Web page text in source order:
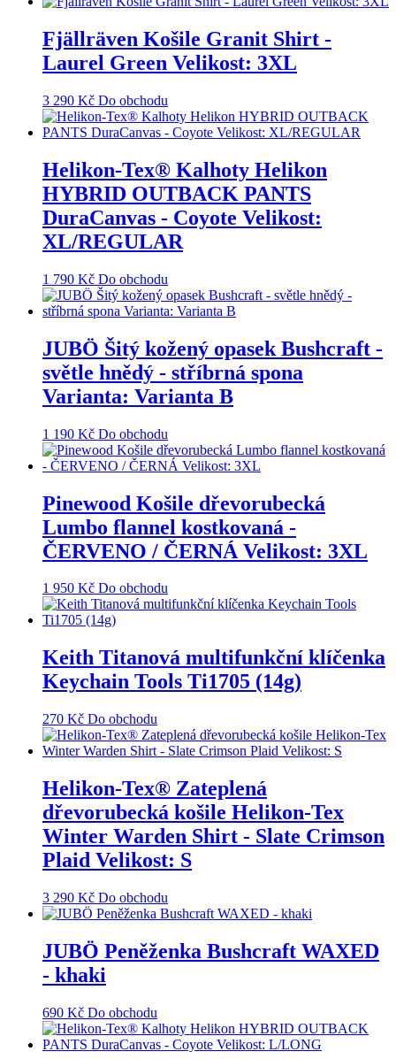
Fjällräven Košile Granit Shirt -
Laurel Green Velikost: 3XL
3 290 Kč Do obchodu
Helikon-Tex® Kalhoty Helikon
HYBRID OUTBACK PANTS
DuraCanvas - Coyote Velikost:
XL/REGULAR
1 790 Kč Do obchodu
JUBÖ Šitý kožený opasek Bushcraft -
světle hnědý - stříbrná spona
Varianta: Varianta B
1 190 Kč Do obchodu
Pinewood Košile dřevorubecká
Lumbo flannel kostkovaná -
ČERVENO / ČERNÁ Velikost: 3XL
1 950 Kč Do obchodu
Keith Titanová multifunkční klíčenka
Keychain Tools Ti1705 (14g)
270 Kč Do obchodu
Helikon-Tex® Zateplená
dřevorubecká košile Helikon-Tex
Winter Warden Shirt - Slate Crimson
Plaid Velikost: S
3 290 Kč Do obchodu
JUBÖ Peněženka Bushcraft WAXED
- khaki
690 Kč Do obchodu